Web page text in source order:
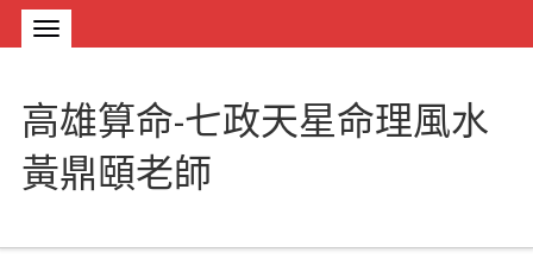
高雄算命-七政天星命理風水
黃鼎頤老師